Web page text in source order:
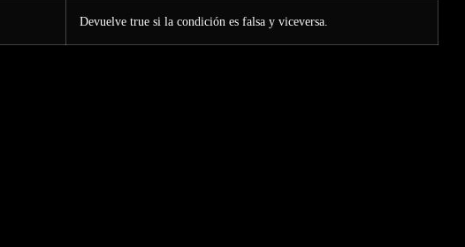
Devuelve true si la condición es falsa y viceversa.